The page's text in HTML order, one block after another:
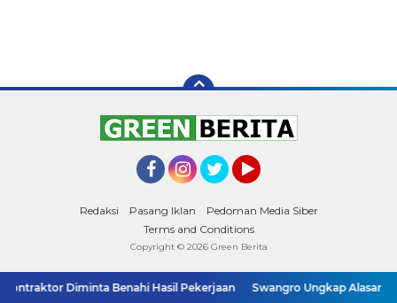
Redaksi Pasang Iklan
Pedoman Media Siber
Terms and Conditions
Benahi Hasil Pekerjaan Swangro Ungkap Alasan PD AIJ Ambil
Copyright © 2026 Green Berita